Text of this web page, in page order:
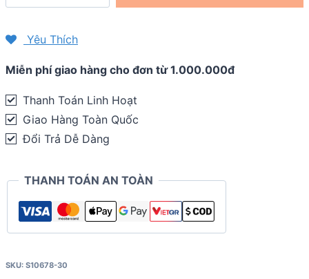
Saucony
19
women
quantity
Yêu Thích
Miễn phí giao hàng cho đơn từ 1.000.000đ
Thanh Toán Linh Hoạt
Giao Hàng Toàn Quốc
Đổi Trả Dễ Dàng
THANH TOÁN AN TOÀN
SKU: S10678-30